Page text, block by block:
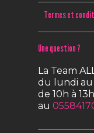
Termes et
Une question ?
La Team
du lundi au
de 10h à
au